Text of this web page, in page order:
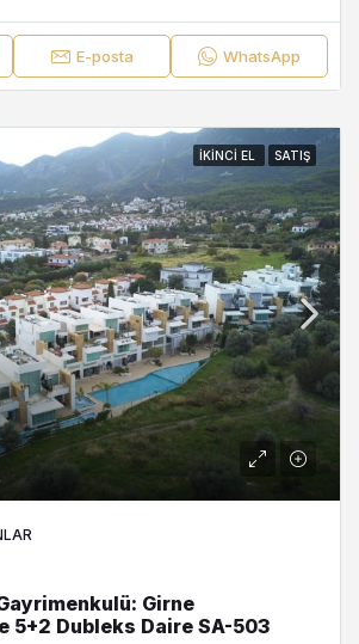
E-posta WhatsApp
İKINCI EL SATIŞ
Girne
5+2 Dubleks Daire SA-503